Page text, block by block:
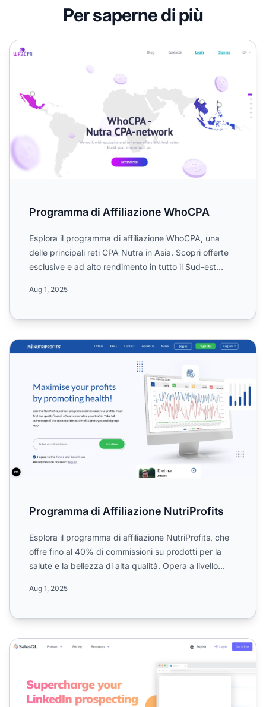
Per saperne di più
Programma di Affiliazione WhoCPA
Programma di Affiliazione WhoCPA
Esplora il programma di affiliazione WhoCPA, una
delle principali reti CPA Nutra in Asia. Scopri offerte
esclusive e ad alto rendimento in tutto il Sud-est
Aug 1, 2025
Programma di Affiliazione NutriProfits
Programma di Affiliazione NutriProfits
Esplora il programma di affiliazione NutriProfits, che
offre fino al 40% di commissioni su prodotti per la
salute e la bellezza di alta qualità. Opera a livello...
Aug 1, 2025
Programma di Affiliazione SalesQL